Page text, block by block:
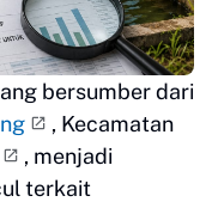
bersumber dari
, Kecamatan
, menjadi
terkait